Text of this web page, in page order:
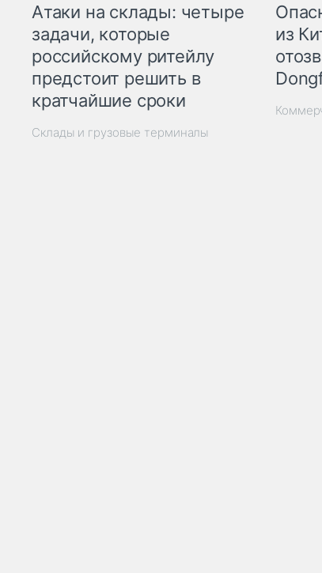
Атаки на склады: четыре
задачи, которые
российскому ритейлу
предстоит решить в
кратчайшие сроки
Склады и грузовые терминалы
из